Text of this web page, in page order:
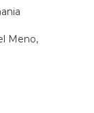
Meno,